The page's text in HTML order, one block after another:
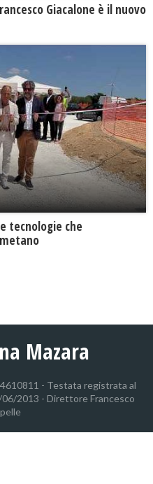
Giacalone è il nuovo
tecnologie che
Mazara
- Testata registrata al
2013 - Direttore Francesco